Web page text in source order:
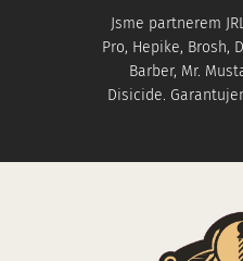
Jsme partnerem
Pro, Hepike, Brosh,
Barber, Mr.
Disicide.